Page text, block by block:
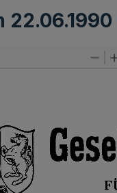
22.06.1990